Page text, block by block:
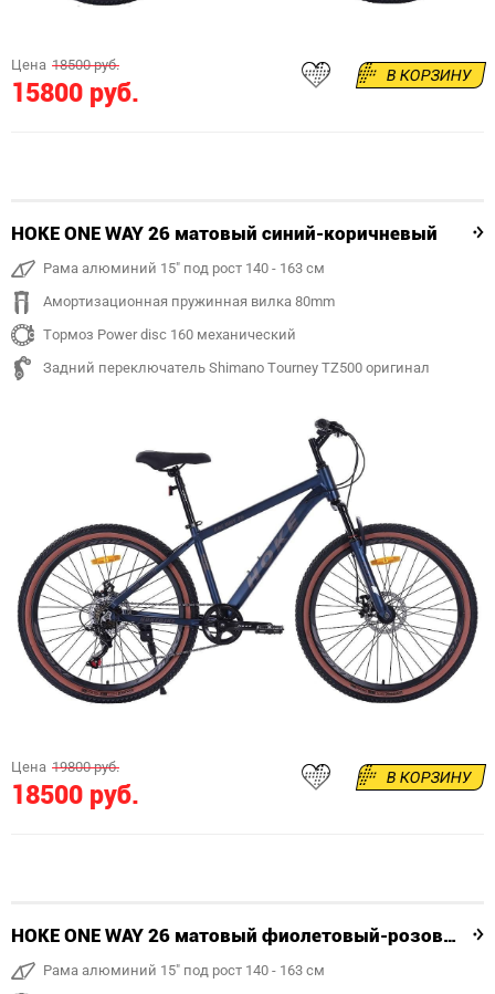
Цена 18500 руб.
15800 руб.
В КОРЗИНУ
HOKE ONE WAY 26 матовый синий-коричневый
Рама алюминий 15" под рост 140 - 163 см
Амортизационная пружинная вилка 80mm
Тормоз Power disc 160 механический
Задний переключатель Shimano Tourney TZ500 оригинал
Цена 19800 руб.
18500 руб.
В КОРЗИНУ
HOKE ONE WAY 26 матовый фиолетовый-розовый
Рама алюминий 15" под рост 140 - 163 см